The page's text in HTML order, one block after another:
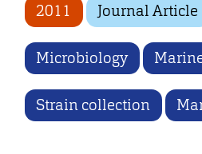
2011 Journal Article
Microbiology
Strain collection